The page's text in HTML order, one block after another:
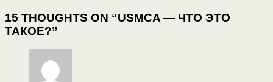
15 THOUGHTS ON “USMCA — ЧТО ЭТО
ТАКОЕ?”